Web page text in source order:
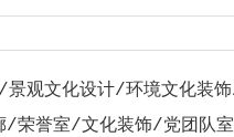
观文化设计/环境文化装
誉室/文化装饰/党团队室